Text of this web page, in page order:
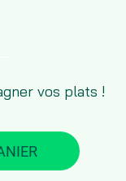
vos plats !